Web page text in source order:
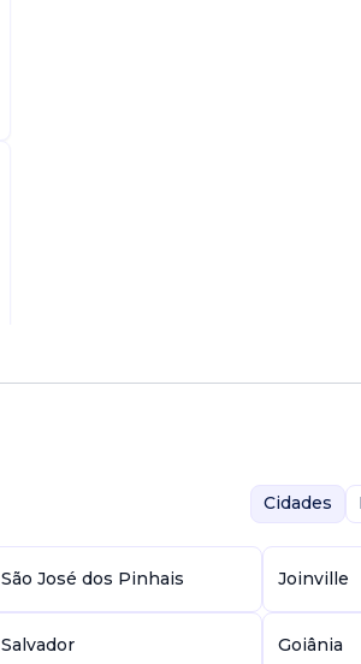
Cidades
São José dos Pinhais Joinville
Salvador Goiânia